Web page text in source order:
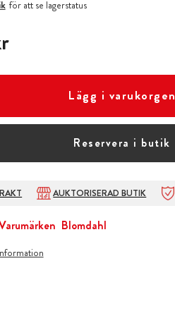
för att se lagerstatus
Lägg i varukorgen
Reservera i butik
AUKTORISERAD BUTIK
Blomdahl